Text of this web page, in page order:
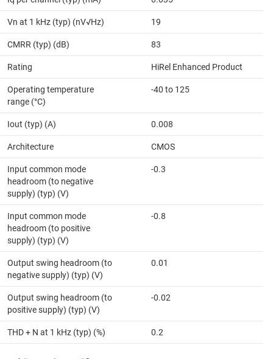
Vn at 1 kHz (typ) (nV√Hz) 19
CMRR (typ) (dB) 83
Rating HiRel Enhanced Product
Operating temperature
range (°C)
-40 to 125
Iout (typ) (A) 0.008
Architecture CMOS
Input common mode
headroom (to negative
supply) (typ) (V)
-0.3
Input common mode
headroom (to positive
supply) (typ) (V)
-0.8
Output swing headroom (to
negative supply) (typ) (V)
0.01
Output swing headroom (to
positive supply) (typ) (V)
-0.02
THD + N at 1 kHz (typ) (%) 0.2